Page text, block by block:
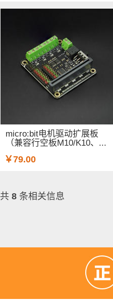
micro:bit电机驱动扩展板
（兼容行空板M10/K10、...
￥79.00
共 8 条相关信息